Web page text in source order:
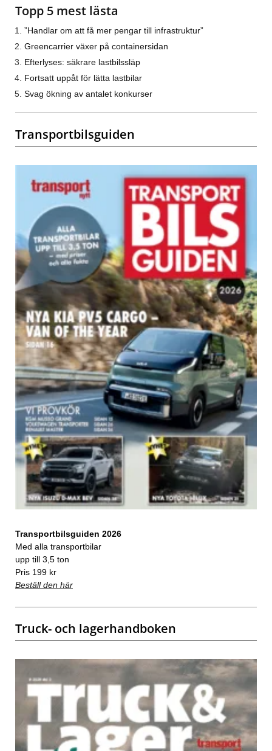
Topp 5 mest lästa
”Handlar om att få mer pengar till infrastruktur”
Greencarrier växer på containersidan
Efterlyses: säkrare lastbilssläp
Fortsatt uppåt för lätta lastbilar
Svag ökning av antalet konkurser
Transportbilsguiden
Transportbilsguiden 2026
Med alla transportbilar
upp till 3,5 ton
Pris 199 kr
Beställ den här
Truck- och lagerhandboken